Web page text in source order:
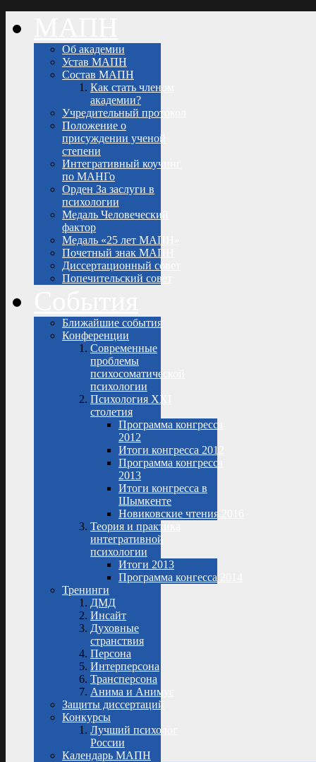
Об академии
Устав МАПН
Состав МАПН
Как стать членом
академии?
Учредительный протокол
Положение о
присуждении ученой
степени
Интегративный коучинг
по МАНГо
Орден За заслуги в
психологии
Медаль Человеческий
фактор
Медаль «25 лет МАПН»
Почетный знак МАПН
Диссертационный совет
Попечительский совет
Ближайшие события
Конференции
Современные
проблемы
психосоматической
психологии
Психология XXI
столетия
Программа конгресса
2012
Итоги конгресса 2012
Программа конгресса
2013
Итоги конгресса в
Шымкенте
Новиковские чтения 2016
Теория и практика
интегративной
психологии
Итоги 2013
Программа конгесса 2014
Тренинги
ДМД
Инсайт
Духовные
странствия
Персона
Интерперсона
Трансперсона
Анима и Анимус
Защиты диссертаций
Конкурсы
Лучший психолог
России
Календарь МАПН